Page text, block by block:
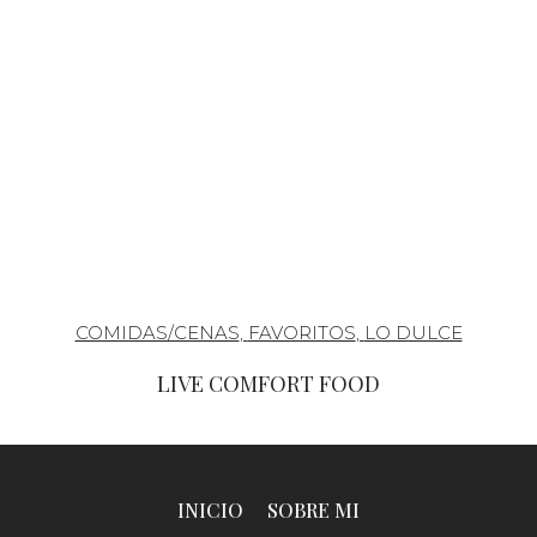
COMIDAS/CENAS, FAVORITOS, LO DULCE
LIVE COMFORT FOOD
INICIO SOBRE MI